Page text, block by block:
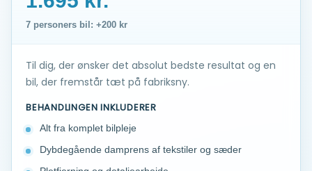
7 personers bil: +200 kr
Til dig, der ønsker det absolut bedste resultat og en
bil, der fremstår tæt på fabriksny.
BEHANDLINGEN INKLUDERER
Alt fra komplet bilpleje
Dybdegående damprens af tekstiler og sæder